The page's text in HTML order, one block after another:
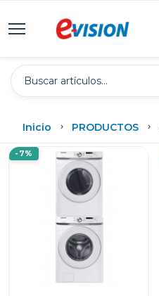
Inicio PRODUCTOS
-7%